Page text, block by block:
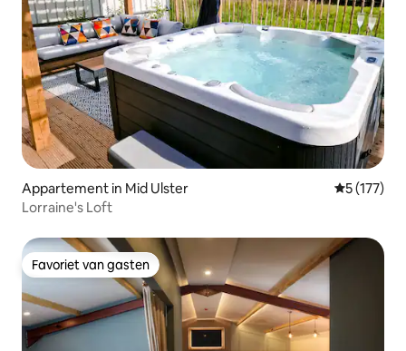
Appartement in Mid Ulster
5 (177)
Lorraine's Loft
Favoriet van gasten
Favoriet van gasten